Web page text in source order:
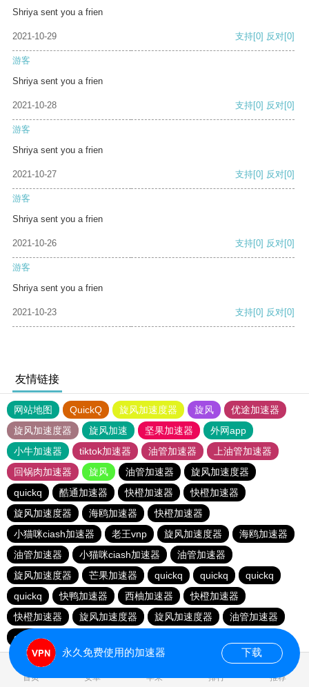
Shriya sent you a frien
2021-10-29 支持[0] 反对[0]
游客
Shriya sent you a frien
2021-10-28 支持[0] 反对[0]
游客
Shriya sent you a frien
2021-10-27 支持[0] 反对[0]
游客
Shriya sent you a frien
2021-10-26 支持[0] 反对[0]
游客
Shriya sent you a frien
2021-10-23 支持[0] 反对[0]
友情链接
网站地图 QuickQ 旋风加速度器 旋风
优途加速器
旋风加速度器
旋风加速 坚果加速器
外网app
小牛加速器
tiktok加速器 油管加速器
上油管加速器
回锅肉加速器
旋风 油管加速器
旋风加速度器
quickq
酷通加速器 快橙加速器
快橙加速器
旋风加速度器
海鸥加速器
快橙加速器
小猫咪ciash加速器
老王vnp 旋风加速度器
海鸥加速器
油管加速器
小猫咪ciash加速器
油管加速器
旋风加速度器
芒果加速器 quickq quickq
quickq
quickq
快鸭加速器 西柚加速器
快橙加速器
快橙加速器
旋风加速度器 旋风加速度器
油管加速器
quickq
首页 安卓 苹果 排行 推荐
永久免费使用的加速器 下载
0.147237s